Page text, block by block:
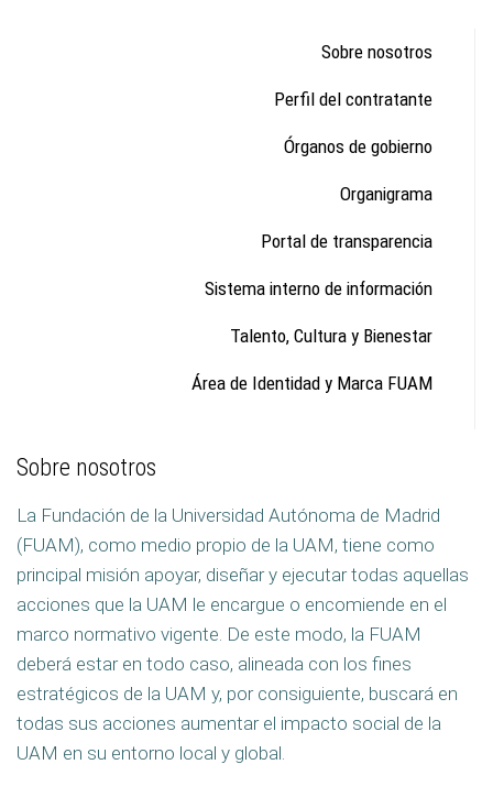
Sobre nosotros
Perfil del contratante
Órganos de gobierno
Organigrama
Portal de transparencia
Sistema interno de información
Talento, Cultura y Bienestar
Área de Identidad y Marca FUAM
Sobre nosotros
La Fundación de la Universidad Autónoma de Madrid
(FUAM), como medio propio de la UAM, tiene como
principal misión apoyar, diseñar y ejecutar todas aquellas
acciones que la UAM le encargue o encomiende en el
marco normativo vigente. De este modo, la FUAM
deberá estar en todo caso, alineada con los fines
estratégicos de la UAM y, por consiguiente, buscará en
todas sus acciones aumentar el impacto social de la
UAM en su entorno local y global.